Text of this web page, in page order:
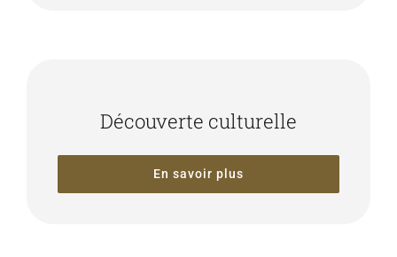
Découverte culturelle
En savoir plus